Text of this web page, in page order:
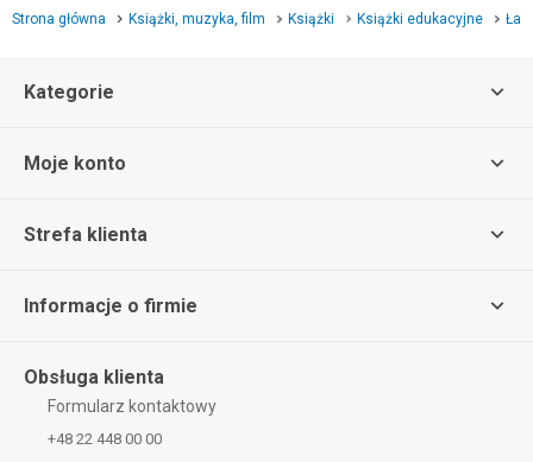
Strona główna Książki, muzyka, film Książki Książki edukacyjne
Kategorie
Moje konto
Strefa klienta
Informacje o firmie
Obsługa klienta
Formularz kontaktowy
+48 22 448 00 00